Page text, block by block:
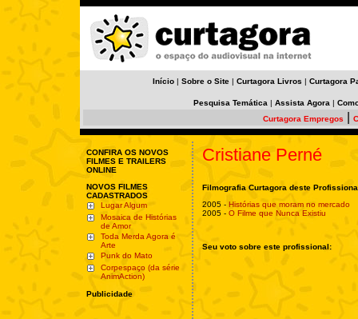
Início | Sobre o Site | Curtagora Livros | Curtagora
Pesquisa Temática | Assista Agora |
Curtagora Empregos
CONFIRA OS NOVOS
FILMES E TRAILERS
ONLINE
NOVOS FILMES
CADASTRADOS
Lugar Algum
Mosaica de Histórias
de Amor
Toda Merda Agora é
Arte
Punk do Mato
Corpespaço (da série
AnimAction)
Publicidade
Cristiane Perné
Filmografia Curtagora deste
2005 - Histórias que moram no mercado
2005 - O Filme que Nunca Existiu
Seu voto sobre este profissional: